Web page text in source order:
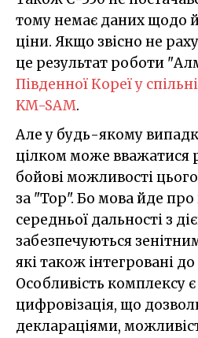
тому немає даних щодо
ціни. Якщо звісно не
це результат роботи
Південної Кореї у
KM-SAM.
Але у будь-якому
цілком може вважатися
бойові можливості
за "Тор". Бо мова йде
середньої дальності з
забезпечуються
які також інтегровані
Особливість комплексу
цифровізація, що
деклараціями,